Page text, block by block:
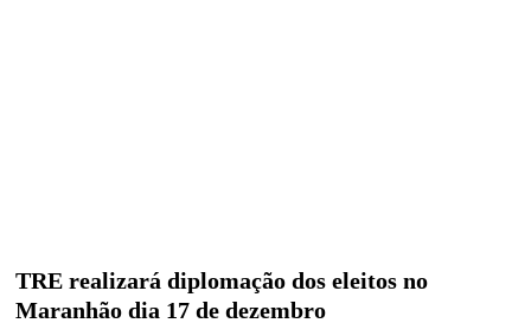
TRE realizará diplomação dos eleitos no
Maranhão dia 17 de dezembro